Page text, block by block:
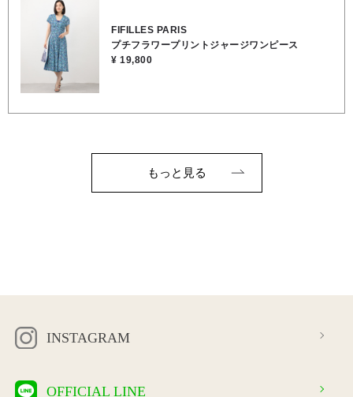
く旅行にも最適！！ と快適な着心地にスタイルアップも叶います😍 ●
ポリエステル94％ ポリウレタン6％ ●洗濯 OK ●裏地 なし
●透け感 なし ●伸縮性 あり ●163cmでふくらはぎくらいの丈感
FIFILLES PARIS
プチフラワープリントジャージワンピース
¥ 19,800
もっと見る
INSTAGRAM
OFFICIAL LINE